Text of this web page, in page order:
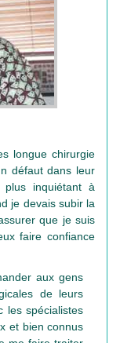
longue chirurgie
défaut dans leur
inquiétant à
je devais subir la
que je suis
faire confiance
aux gens
de leurs
les spécialistes
et bien connus